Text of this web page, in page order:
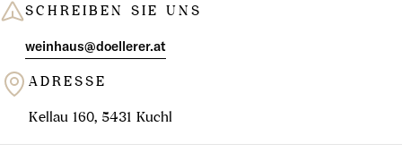
SCHREIBEN SIE UNS
weinhaus@doellerer.at
ADRESSE
Kellau 160, 5431 Kuchl